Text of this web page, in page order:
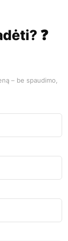
❓
– be spaudimo,